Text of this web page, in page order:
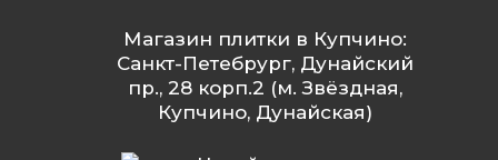
Магазин плитки в Купчино:
Санкт-Петебрург, Дунайский
пр., 28 корп.2 (м. Звёздная,
Купчино, Дунайская)